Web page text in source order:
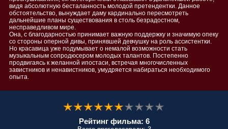
видя абсолютную бесталанность молодой претендентки. Данное
обстоятельство, вынуждает даму кардинально пересмотреть
дальнейшие планы существования в столь безрадостном,
несправедливом мире.
Она, с благодарностью принимает важную поддержку и значимую опеку
со стороны оперной дивы, принявшей девчушку на роль ассистентки.
Но красавица уже подумывает о немалой возможности стать
музыкальным сопродюсером молодых талантов. Постепенно
продвигаясь к желанной ипостаси, встречая многочисленных
завистников и ненавистников, умудряется набираться необходимого
опыта.
Рейтинг фильма: 6